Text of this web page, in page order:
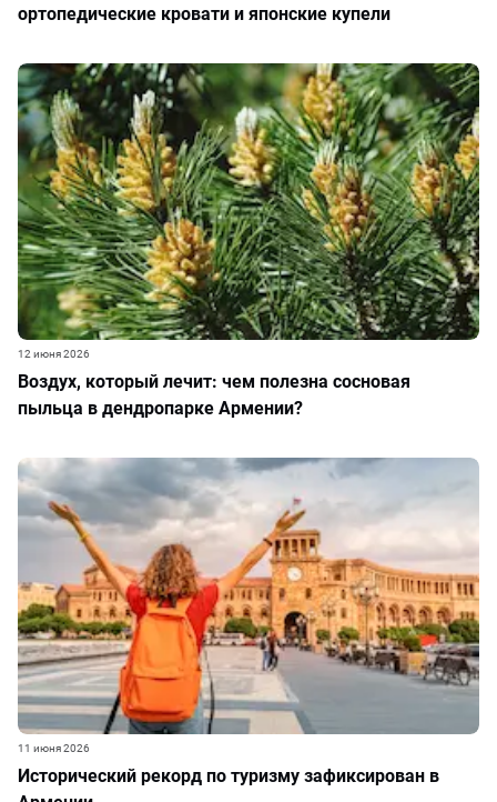
ортопедические кровати и японские купели
Воздух, который лечит: чем полезна сосновая
пыльца в дендропарке Армении?
12 июня 2026
Исторический рекорд по туризму зафиксирован в
11 июня 2026